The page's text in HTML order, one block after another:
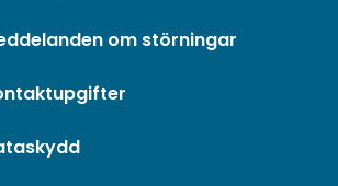
om störningar